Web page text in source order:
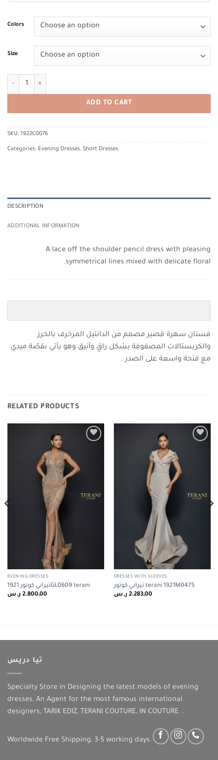
Colors
Size
ADD TO CART
SKU: 1922C0076
Categories: Evening Dresses, Short Dresses
DESCRIPTION
ADDITIONAL INFORMATION
A lace off the shoulder pencil dress with pleasing
symmetrical lines mixed with delicate floral.
فستان سهرة قصير مصمم من الدانتيل المزخرف بالخرز
والكريستالات المصفوفة بشكل راقٍ وأنيق وهو يأتي بقصّة ميدي
مع فتحة واسعة على الصدر .
RELATED PRODUCTS
EVENING DRESSES
تيراني كوتور 1921GL0609 terani
2.800,00 ر.س
DRESSES WITH SLEEVES
تيراني كوتور terani 1921M0475
2.283,00 ر.س
تيا دريس
Specialty Store in Designing the latest models of evening
dresses, An Agent for the most famous international
designers, TARIK EDIZ, TERANI COUTURE, IN COUTURE. .
Worldwide Free Shipping, 3-5 working days.